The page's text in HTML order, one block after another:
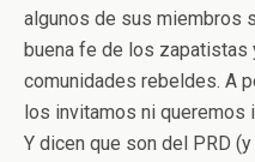
algunos de sus miembros
buena fe de los zapatistas
comunidades rebeldes. A
los invitamos ni queremos
Y dicen que son del PRD